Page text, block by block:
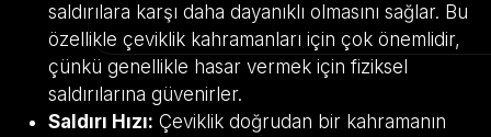
saldırılara karşı daha dayanıklı olmasını sağlar. Bu
özellikle çeviklik kahramanları için çok önemlidir,
çünkü genellikle hasar vermek için fiziksel
saldırılarına güvenirler.
Saldırı Hızı: Çeviklik doğrudan bir kahramanın